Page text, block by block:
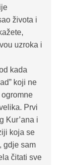
života i
uzroka i
kada
koji ne
Prvi
Kur’ana i
koja se
gdje sam
čitati sve